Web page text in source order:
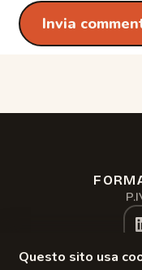
Questo sito usa
Assistente
Online ·
Privacy